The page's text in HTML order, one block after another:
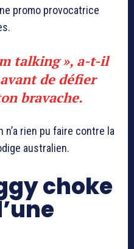
promo provocatrice
talking », a-t-il
de défier
bravache.
n’a rien pu faire contre la
australien.
choke